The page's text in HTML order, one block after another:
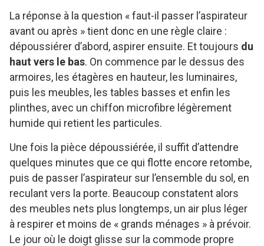
La réponse à la question « faut-il passer l’aspirateur
avant ou après » tient donc en une règle claire :
dépoussiérer d’abord, aspirer ensuite. Et toujours du
haut vers le bas. On commence par le dessus des
armoires, les étagères en hauteur, les luminaires,
puis les meubles, les tables basses et enfin les
plinthes, avec un chiffon microfibre légèrement
humide qui retient les particules.
Une fois la pièce dépoussiérée, il suffit d’attendre
quelques minutes que ce qui flotte encore retombe,
puis de passer l’aspirateur sur l’ensemble du sol, en
reculant vers la porte. Beaucoup constatent alors
des meubles nets plus longtemps, un air plus léger
à respirer et moins de « grands ménages » à prévoir.
Le jour où le doigt glisse sur la commode propre